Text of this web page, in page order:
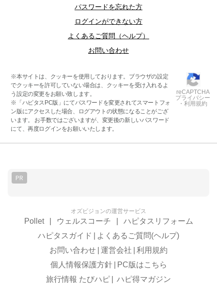
パスワードを忘れた方
ログインができない方
よくあるご質問（ヘルプ）
お問い合わせ
※本サイトは、クッキーを使用しております。ブラウザの設定
でクッキーを許可していない場合は、クッキーを受け入れるよ
う設定の変更をお願い致します。
※「ハピタスPC版」にてパスワードを変更されてスマートフォ
ン版にアクセスした場合、ログアウトの状態になることがござ
います。 お手数ではございますが、変更後の新しいパスワード
にて、再度ログインをお願いいたします。
reCAPTCHA
プライバシー
・利用規約
PR
オズビジョンの運営サービス
Pollet ウェルスコーチ
ハピタスリフォーム
ハピタスガイド
よくあるご質問(ヘルプ)
お問い合わせ 運営会社
利用規約
個人情報保護方針
PC版はこちら
旅行情報 たびハピ
ハピ得マガジン